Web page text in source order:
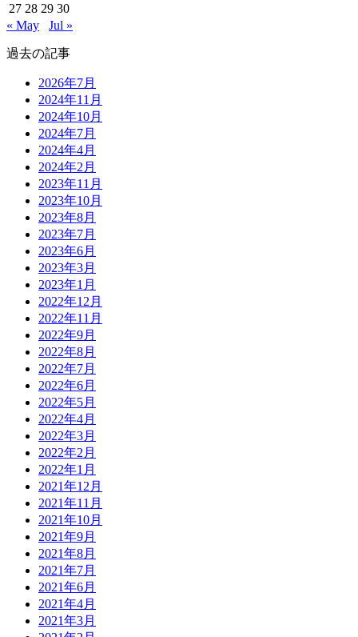
27 28 29 30
« May
Jul »
過去の記事
2026年7月
2024年11月
2024年10月
2024年7月
2024年4月
2024年2月
2023年11月
2023年10月
2023年8月
2023年7月
2023年6月
2023年3月
2023年1月
2022年12月
2022年11月
2022年9月
2022年8月
2022年7月
2022年6月
2022年5月
2022年4月
2022年3月
2022年2月
2022年1月
2021年12月
2021年11月
2021年10月
2021年9月
2021年8月
2021年7月
2021年6月
2021年4月
2021年3月